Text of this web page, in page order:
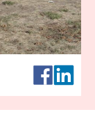
до нашої
у